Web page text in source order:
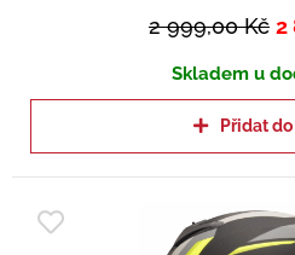
2 999,00Kč 2
Skladem u
Přidat